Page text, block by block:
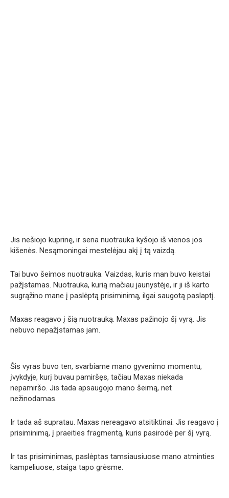
Jis nešiojo kuprinę, ir sena nuotrauka kyšojo iš vienos jos
kišenės. Nesąmoningai mestelėjau akį į tą vaizdą.
Tai buvo šeimos nuotrauka. Vaizdas, kuris man buvo keistai
pažįstamas. Nuotrauka, kurią mačiau jaunystėje, ir ji iš karto
sugrąžino mane į paslėptą prisiminimą, ilgai saugotą paslaptį.
Maxas reagavo į šią nuotrauką. Maxas pažinojo šį vyrą. Jis
nebuvo nepažįstamas jam.
Šis vyras buvo ten, svarbiame mano gyvenimo momentu,
įvykdyje, kurį buvau pamiršęs, tačiau Maxas niekada
nepamiršo. Jis tada apsaugojo mano šeimą, net
nežinodamas.
Ir tada aš supratau. Maxas nereagavo atsitiktinai. Jis reagavo į
prisiminimą, į praeities fragmentą, kuris pasirodė per šį vyrą.
Ir tas prisiminimas, paslėptas tamsiausiuose mano atminties
kampeliuose, staiga tapo grėsme.